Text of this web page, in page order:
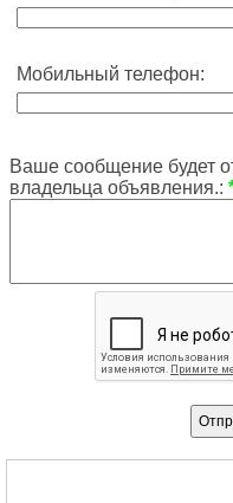
Мобильный телефон:
Ваше сообщение будет
владельца объявления.: